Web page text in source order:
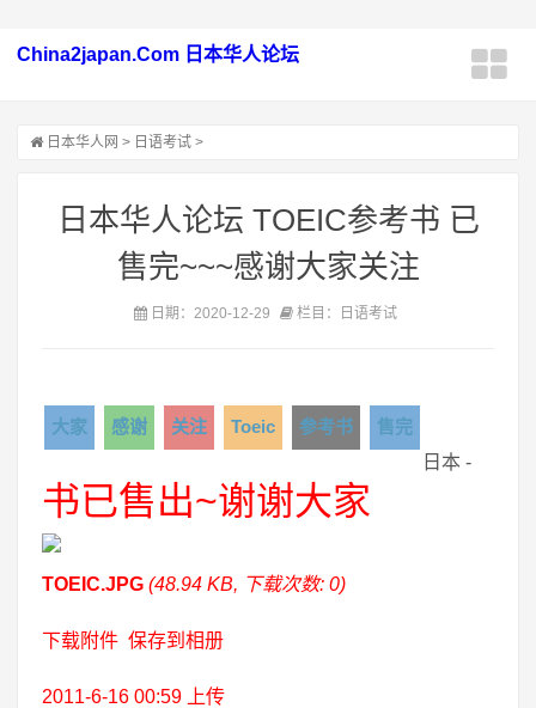
China2japan.Com 日本华人论坛
日本华人网 > 日语考试 >
日本华人论坛 TOEIC参考书 已
售完~~~感谢大家关注
日期：2020-12-29 栏目：日语考试
大家 感谢 关注 Toeic 参考书
售完
日本 -
书已售出~谢谢大家
TOEIC.JPG (48.94 KB, 下载次数: 0)
下载附件 保存到相册
2011-6-16 00:59 上传